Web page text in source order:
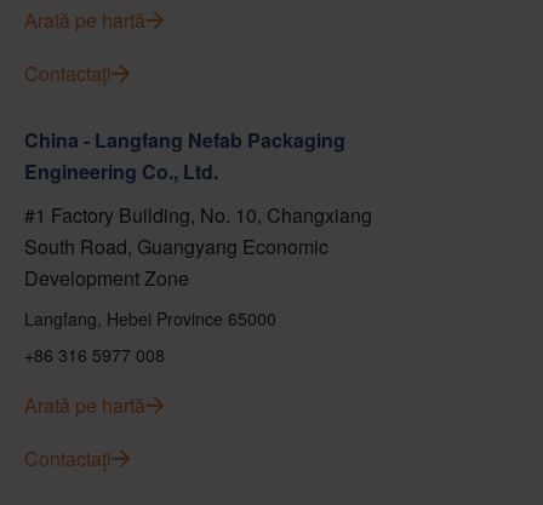
Arată pe hartă
Contactați
China - Langfang Nefab Packaging
Engineering Co., Ltd.
#1 Factory Building, No. 10, Changxiang
South Road, Guangyang Economic
Development Zone
Langfang, Hebei Province 65000
+86 316 5977 008
Arată pe hartă
Contactați